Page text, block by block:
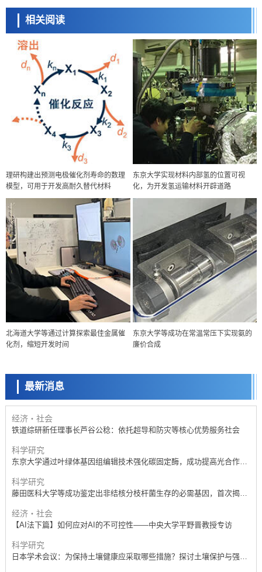
相关阅读
理研构建出预测电极催化剂寿命的数理
模型，可用于开发高耐久替代材料
东京大学实现材料内部氢的位置可视
化，为开发氢运输材料开辟道路
北海道大学等通过计算探索最佳金属催
化剂，缩短开发时间
东京大学等成功在常温常压下实现氨的
廉价合成
最新消息
经济・社会
【AI法下篇】如何应对AI的不可控性——中央大学平野晋教授专访
政策
日本科研费增设国际共同研究强化新类别，促进青年研究人员赴海外开
展研究
经济・社会
铁道综研新任理事长芦谷公稔：依托超导和防灾等核心优势服务社会
科学研究
东京大学通过叶绿体基因组编辑技术强化碳固定酶，成功提高光合作用
科学研究
藤田医科大学等成功鉴定出非结核分枝杆菌生存的必需基因，首次揭示
经济・社会
【AI法下篇】如何应对AI的不可控性——中央大学平野晋教授专访
科学研究
日本学术会议：为保持土壤健康应采取哪些措施？探讨土壤保护与强化